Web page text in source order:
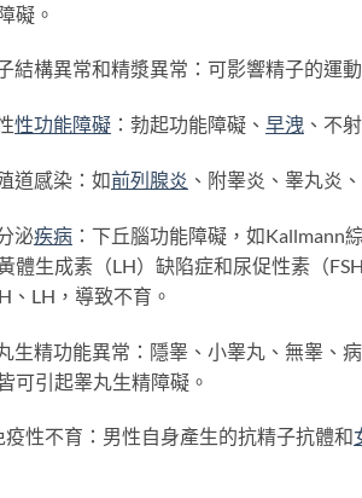
礙。
構異常和精漿異常：可影響精子的運動
性功能障礙 ：勃起功能障礙、 早洩 、不
感染：如前列腺炎 、附睾炎、睾丸炎
泌疾病 ：下丘腦功能障礙，如Kallmann
體生成素（LH）缺陷症和尿促性素（
、LH，導致不育。
精功能異常：隱睾、小睾丸、無睾、
可引起睾丸生精障礙。
性不育：男性自身產生的抗精子抗體和